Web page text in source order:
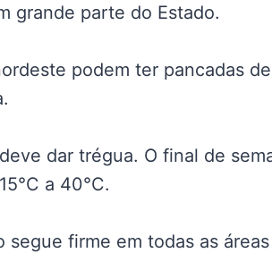
grande parte do Estado.
podem ter pancadas
dar trégua. O final de
a 40°C.
firme em todas as